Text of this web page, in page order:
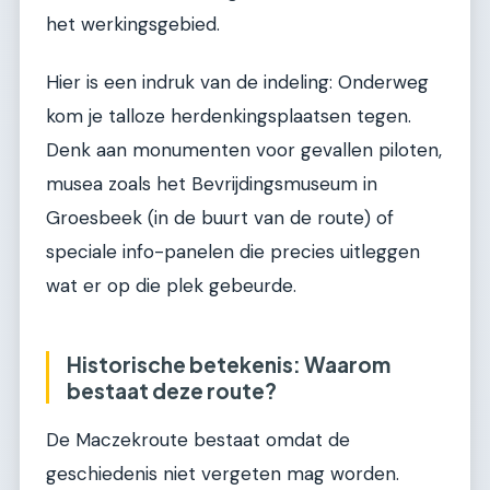
het werkingsgebied.
Hier is een indruk van de indeling: Onderweg
kom je talloze herdenkingsplaatsen tegen.
Denk aan monumenten voor gevallen piloten,
musea zoals het Bevrijdingsmuseum in
Groesbeek (in de buurt van de route) of
speciale info-panelen die precies uitleggen
wat er op die plek gebeurde.
Historische betekenis: Waarom
bestaat deze route?
De Maczekroute bestaat omdat de
geschiedenis niet vergeten mag worden.